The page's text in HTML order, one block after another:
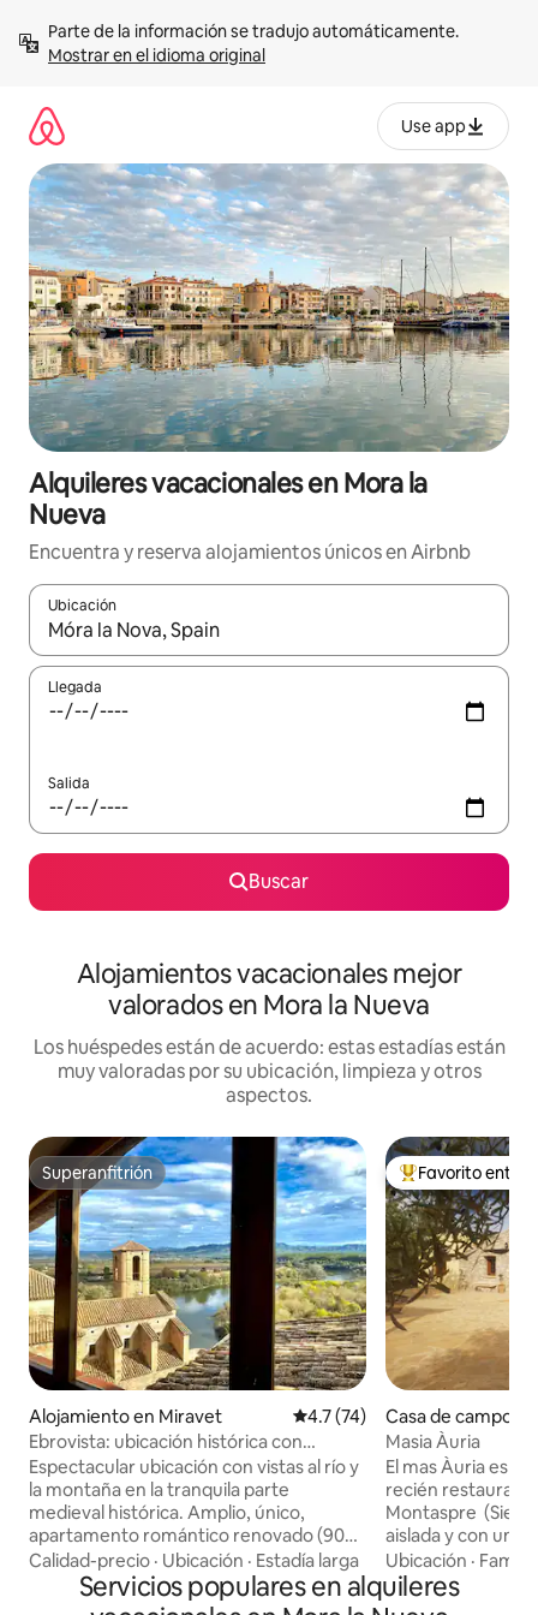
contenidoMostrar en el idioma original
Use app
Alquileres vacacionales en Mora la
Nueva
Encuentra y reserva alojamientos únicos en Airbnb
Ubicación
Cuando los resultados estén disponibles, navega con las
Llegada
Salida
Buscar
Alojamientos vacacionales mejor
valorados en Mora la Nueva
Los huéspedes están de acuerdo: estas estadías están
muy valoradas por su ubicación, limpieza y otros
aspectos.
Superanfitrión
Superanfitrión
Alojamiento en Miravet Calificación promedio: 4.7 de
4.7 (74)
Ebrovista: ubicación histórica con
excelentes vistas
Espectacular ubicación con vistas al río y
la montaña en la tranquila parte
medieval histórica. Amplio, único,
apartamento romántico renovado (90
m2) en el primer y segundo piso; 2
dormitorios, cocina sencilla. Increíble
caminatas por la montaña y el río
Calidad-precio · Ubicación · Estadía larga
Favorito entre
Favorito entre
Casa de campo
Masia Àuria
El mas Àuria es
recién
Montaspre
aislada y con
excelentes del
Delta del Ebro. Es
relajarse y
Ubicación ·
Servicios populares en alquileres